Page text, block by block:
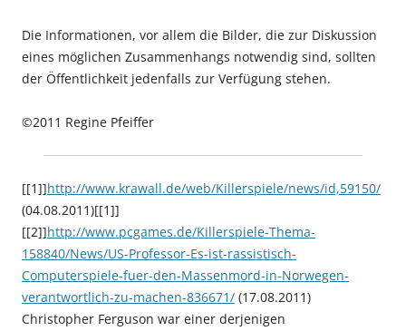
Die Informationen, vor allem die Bilder, die zur Diskussion
eines möglichen Zusammenhangs notwendig sind, sollten
der Öffentlichkeit jedenfalls zur Verfügung stehen.
©2011 Regine Pfeiffer
[[1]]http://www.krawall.de/web/Killerspiele/news/id,59150/
(04.08.2011)[[1]]
[[2]]http://www.pcgames.de/Killerspiele-Thema-
158840/News/US-Professor-Es-ist-rassistisch-
Computerspiele-fuer-den-Massenmord-in-Norwegen-
verantwortlich-zu-machen-836671/ (17.08.2011)
Christopher Ferguson war einer derjenigen